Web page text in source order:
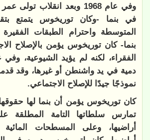
وفي عام 1968 وبعد انقلاب
في بنما -وكان توريخوس يتمتع
المتوسطة واحترام الطبقات
بنما- كان توريخوس يؤمن بالإصلاح
الفقراء، لكنه لم يؤيد الشيوعية،
دمية في يد واشنطن أو غيرها، وقد
نموذجًا جيدًا للإصلاح الاجتماعي.
كان توريخوس يؤمن أن بنما لها
تمارس سلطاتها التامة المطلقة
أراضيها، وعلى المسطحات